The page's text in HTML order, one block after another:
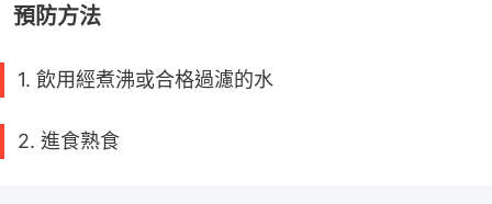
預防方法
1. 飲用經煮沸或合格過濾的水
2. 進食熟食